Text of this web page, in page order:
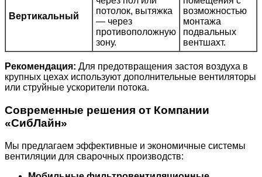
Вертикальный
потолок, вытяжка
— через
противоположную
зону.
возможностью
монтажа
подвальных
вентшахт.
Рекомендация: Для предотвращения застоя воздуха в
крупных цехах используют дополнительные вентиляторы
или струйные ускорители потока.
Современные решения от Компании
«СибЛайн»
Мы предлагаем эффективные и экономичные системы
вентиляции для сварочных производств: